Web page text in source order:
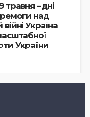
травня – дні
над
Україна
України